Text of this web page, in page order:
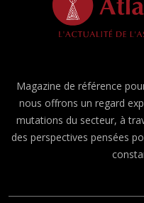
Magazine de référence
nous offrons un regard
mutations du secteur, à
des perspectives pensées